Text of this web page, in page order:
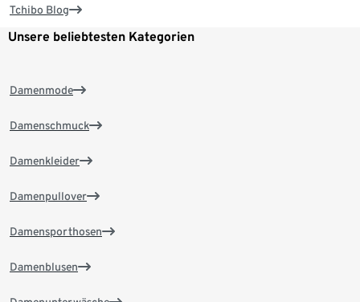
Tchibo Blog
Unsere beliebtesten Kategorien
Damenmode
Damenschmuck
Damenkleider
Damenpullover
Damensporthosen
Damenblusen